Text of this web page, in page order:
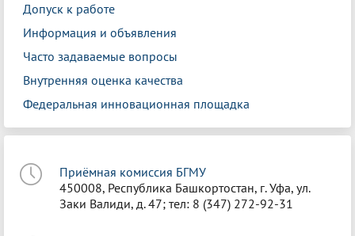
Допуск к работе
Информация и объявления
Часто задаваемые вопросы
Внутренняя оценка качества
Федеральная инновационная площадка
Приёмная комиссия БГМУ
450008, Республика Башкортостан, г. Уфа, ул.
Заки Валиди, д. 47; тел: 8 (347) 272-92-31